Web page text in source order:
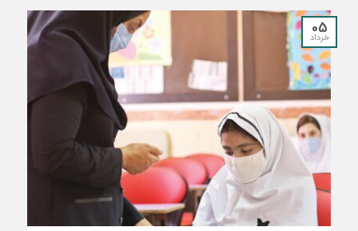
05
خرداد